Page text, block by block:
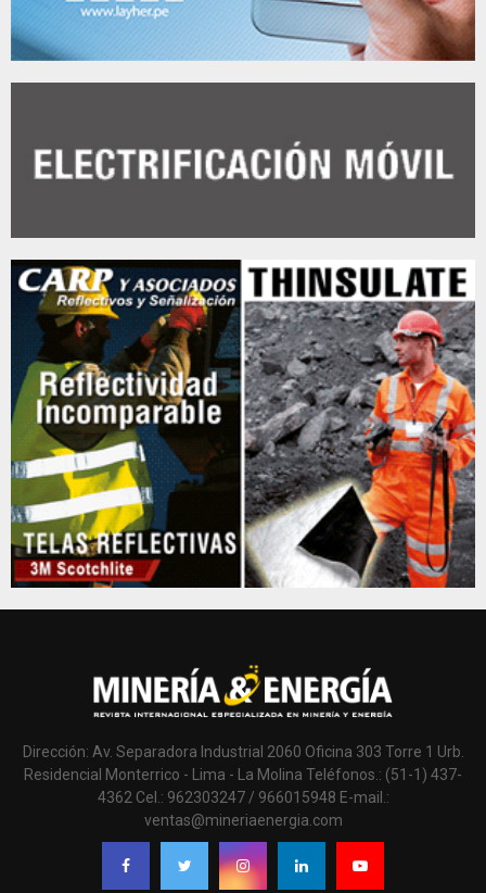
Dirección: Av. Separadora Industrial 2060 Oficina 303 Torre 1 Urb.
Residencial Monterrico - Lima - La Molina Teléfonos.: (51-1) 437-
4362 Cel.: 962303247 / 966015948 E-mail.:
ventas@mineriaenergia.com